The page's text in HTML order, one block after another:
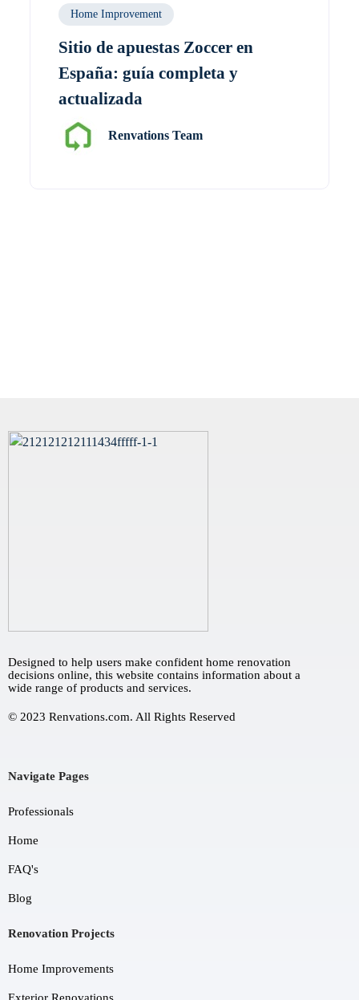
Home Improvement
Sitio de apuestas Zoccer en
España: guía completa y
actualizada
Renvations Team
Designed to help users make confident home renovation
decisions online, this website contains information about a
wide range of products and services.
© 2023 Renvations.com. All Rights Reserved
Navigate Pages
Professionals
Home
FAQ's
Blog
Renovation Projects
Home Improvements